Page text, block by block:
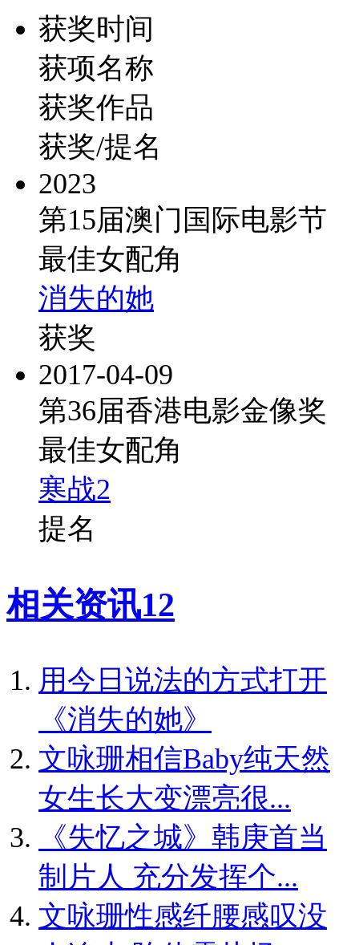
获奖时间
获项名称
获奖作品
获奖/提名
2023
第15届澳门国际电影节
最佳女配角
消失的她
获奖
2017-04-09
第36届香港电影金像奖
最佳女配角
寒战2
提名
相关资讯12
用今日说法的方式打开
《消失的她》
文咏珊相信Baby纯天然
女生长大变漂亮很...
《失忆之城》韩庚首当
制片人 充分发挥个...
文咏珊性感纤腰感叹没